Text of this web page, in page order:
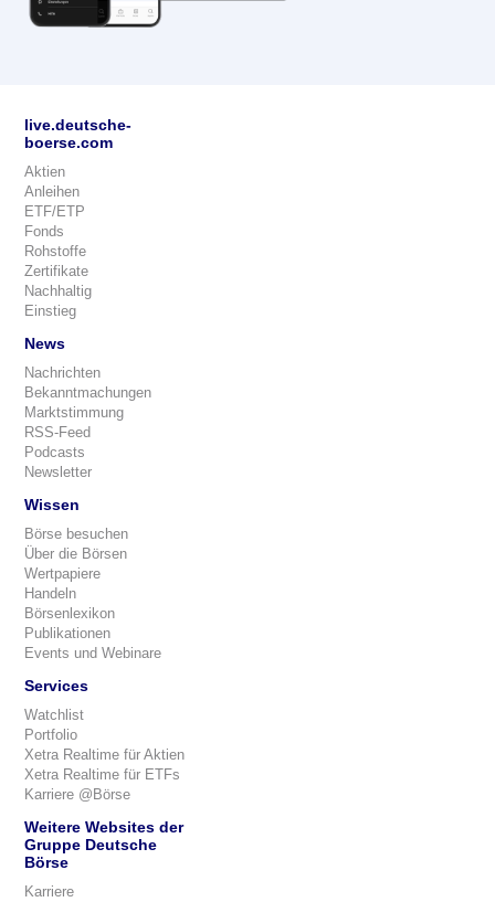
live.deutsche-
boerse.com
Aktien
Anleihen
ETF/ETP
Fonds
Rohstoffe
Zertifikate
Nachhaltig
Einstieg
News
Nachrichten
Bekanntmachungen
Marktstimmung
RSS-Feed
Podcasts
Newsletter
Wissen
Börse besuchen
Über die Börsen
Wertpapiere
Handeln
Börsenlexikon
Publikationen
Events und Webinare
Services
Watchlist
Portfolio
Xetra Realtime für Aktien
Xetra Realtime für ETFs
Karriere @Börse
Weitere Websites der
Gruppe Deutsche
Börse
Karriere